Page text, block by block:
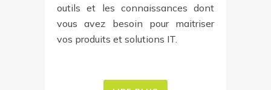
outils et les connaissances dont
vous avez besoin pour maitriser
vos produits et solutions IT.